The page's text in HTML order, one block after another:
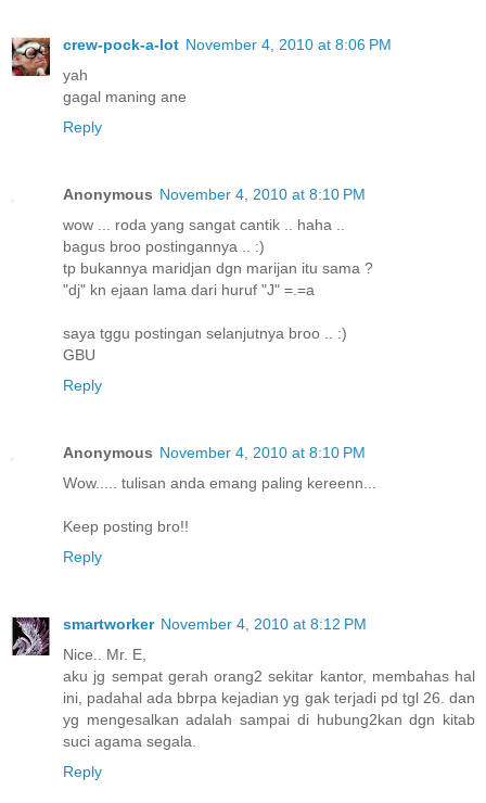
crew-pock-a-lot November 4, 2010 at 8:06 PM
yah
gagal maning ane
Reply
Anonymous November 4, 2010 at 8:10 PM
wow ... roda yang sangat cantik .. haha ..
bagus broo postingannya .. :)
tp bukannya maridjan dgn marijan itu sama ?
"dj" kn ejaan lama dari huruf "J" =.=a
saya tggu postingan selanjutnya broo .. :)
GBU
Reply
Anonymous November 4, 2010 at 8:10 PM
Wow..... tulisan anda emang paling kereenn...
Keep posting bro!!
Reply
smartworker November 4, 2010 at 8:12 PM
Nice.. Mr. E,
aku jg sempat gerah orang2 sekitar kantor, membahas hal
ini, padahal ada bbrpa kejadian yg gak terjadi pd tgl 26. dan
yg mengesalkan adalah sampai di hubung2kan dgn kitab
suci agama segala.
Reply